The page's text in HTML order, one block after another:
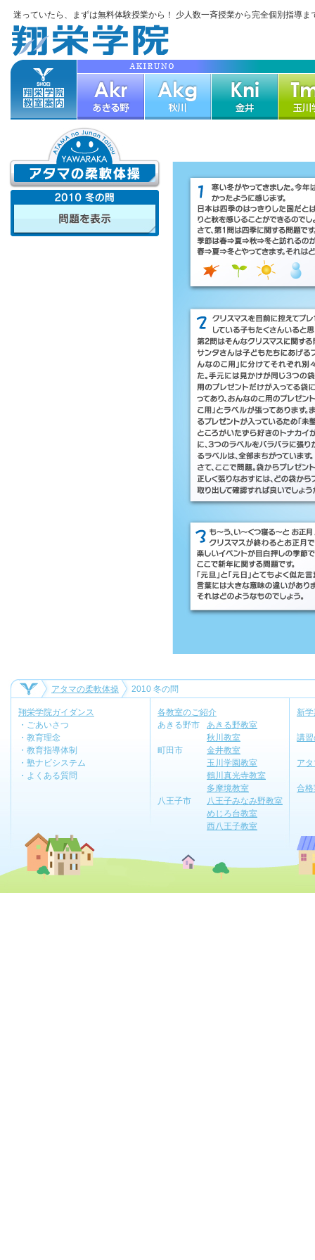
迷っていたら、まずは無料体験授業から！ 少人数一斉授業から完全個別指導
アタマの柔軟体操 2010 冬の問
翔栄学院ガイダンス
・ごあいさつ
・教育理念
・教育指導体制
・塾ナビシステム
・よくある質問
各教室のご紹介
あきる野市
町田市
八王子市
あきる野教室
秋川教室
金井教室
玉川学園教室
鶴川真光寺教室
多摩境教室
八王子みなみ野教室
めじろ台教室
西八王子教室
新
講
ア
合